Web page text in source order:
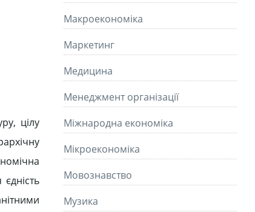
цілу
Макроекономіка
Маркетинг
Медицина
Менеджмент організації
Міжнародна економіка
Мікроекономіка
Мовознавство
Музика